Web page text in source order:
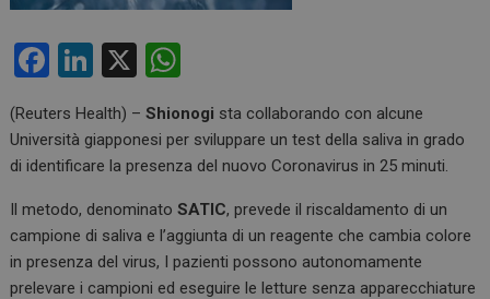
F
ce
b
o
o
k
Li
ke
dI
n
X
at
s
A
p
p
(Reuters Health) – Shionogi sta collaborando con alcune
Università giapponesi per sviluppare un test della saliva in grado
di identificare la presenza del nuovo Coronavirus in 25 minuti.
Il metodo, denominatoSATIC, prevede il riscaldamento di un
campione di saliva e l’aggiunta di un reagente che cambia colore
in presenza del virus, I pazienti possono autonomamente
prelevare i campioni ed eseguire le letture senza apparecchiature